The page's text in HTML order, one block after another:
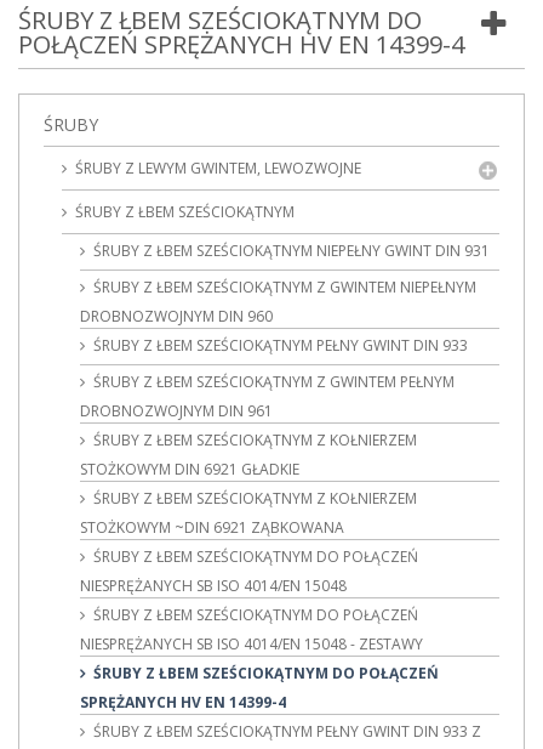
ŚRUBY Z ŁBEM SZEŚCIOKĄTNYM DO
POŁĄCZEŃ SPRĘŻANYCH HV EN 14399-4
ŚRUBY
ŚRUBY Z LEWYM GWINTEM, LEWOZWOJNE
ŚRUBY Z ŁBEM SZEŚCIOKĄTNYM
ŚRUBY Z ŁBEM SZEŚCIOKĄTNYM NIEPEŁNY GWINT DIN 931
ŚRUBY Z ŁBEM SZEŚCIOKĄTNYM Z GWINTEM NIEPEŁNYM
DROBNOZWOJNYM DIN 960
ŚRUBY Z ŁBEM SZEŚCIOKĄTNYM PEŁNY GWINT DIN 933
ŚRUBY Z ŁBEM SZEŚCIOKĄTNYM Z GWINTEM PEŁNYM
DROBNOZWOJNYM DIN 961
ŚRUBY Z ŁBEM SZEŚCIOKĄTNYM Z KOŁNIERZEM
STOŻKOWYM DIN 6921 GŁADKIE
ŚRUBY Z ŁBEM SZEŚCIOKĄTNYM Z KOŁNIERZEM
STOŻKOWYM ~DIN 6921 ZĄBKOWANA
ŚRUBY Z ŁBEM SZEŚCIOKĄTNYM DO POŁĄCZEŃ
NIESPRĘŻANYCH SB ISO 4014/EN 15048
ŚRUBY Z ŁBEM SZEŚCIOKĄTNYM DO POŁĄCZEŃ
NIESPRĘŻANYCH SB ISO 4014/EN 15048 - ZESTAWY
ŚRUBY Z ŁBEM SZEŚCIOKĄTNYM DO POŁĄCZEŃ
SPRĘŻANYCH HV EN 14399-4
ŚRUBY Z ŁBEM SZEŚCIOKĄTNYM PEŁNY GWINT DIN 933 Z